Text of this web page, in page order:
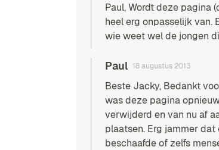
Paul, Wordt deze pagina
heel erg onpasselijk van.
wie weet wel de jongen
Paul 18 augustus 2013
Beste Jacky, Bedankt
was deze pagina
verwijderd en van nu af
plaatsen. Erg jammer dat
beschaafde of zelfs